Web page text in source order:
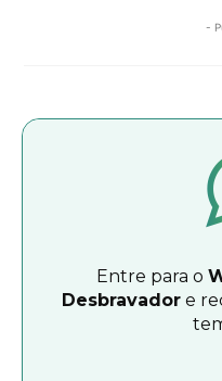
-
Entre para o
Desbravador e